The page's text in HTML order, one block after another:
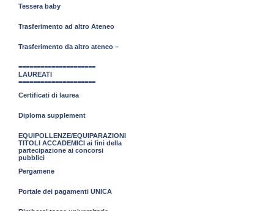
Tessera baby
Trasferimento ad altro Ateneo
Trasferimento da altro ateneo –
=====================
LAUREATI
=====================
Certificati di laurea
Diploma supplement
EQUIPOLLENZE/EQUIPARAZIONI
TITOLI ACCADEMICI ai fini della
partecipazione ai concorsi
pubblici
Pergamene
Portale dei pagamenti UNICA